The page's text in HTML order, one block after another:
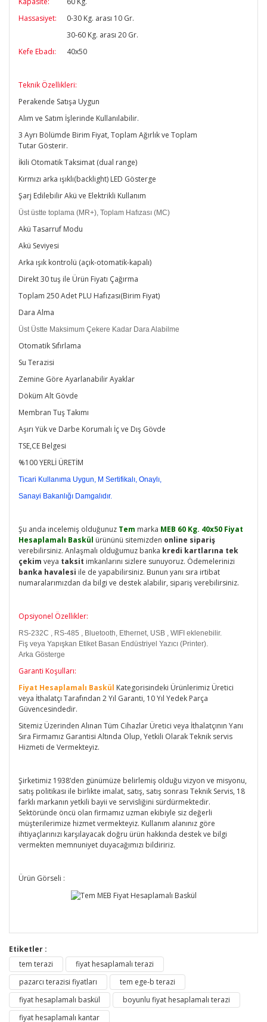
Hassasiyet:
0-30 Kg. arası 10 Gr.
30-60 Kg. arası 20 Gr.
Kefe Ebadı:
40x50
Teknik Özellikleri:
Perakende Satışa Uygun
Alım ve Satım İşlerinde Kullanılabilir.
3 Ayrı Bölümde Birim Fiyat, Toplam Ağırlık ve Toplam
Tutar Gösterir.
İkili Otomatik Taksimat (dual range)
Kırmızı arka ışıklı(backlight) LED Gösterge
Şarj Edilebilir Akü ve Elektrikli Kullanım
Üst üstte toplama (MR+), Toplam Hafızası (MC)
Akü Tasarruf Modu
Akü Seviyesi
Arka ışık kontrolü (açık-otomatik-kapalı)
Direkt 30 tuş ile Ürün Fiyatı Çağırma
Toplam 250 Adet PLU Hafızası(Birim Fiyat)
Dara Alma
Üst Üstte Maksimum Çekere Kadar Dara Alabilme
Otomatik Sıfırlama
Su Terazisi
Zemine Göre Ayarlanabilir Ayaklar
Döküm Alt Gövde
Membran Tuş Takımı
Aşırı Yük ve Darbe Korumalı İç ve Dış Gövde
TSE,CE Belgesi
%100 YERLİ ÜRETİM
Ticari Kullanıma Uygun, M Sertifikalı, Onaylı,
Sanayi Bakanlığı Damgalıdır.
Şu anda incelemiş olduğunuz Tem marka MEB 60 Kg. 40x50 Fiyat
Hesaplamalı Baskül ürününü sitemizden online sipariş
verebilirsiniz. Anlaşmalı olduğumuz banka kredi kartlarına tek
çekim veya taksit imkanlarını sizlere sunuyoruz. Ödemelerinizi
banka havalesi ile de yapabilirsiniz. Bunun yanı sıra irtibat
numaralarımızdan da bilgi ve destek alabilir, sipariş verebilirsiniz.
Opsiyonel Özellikler:
RS-232C , RS-485 , Bluetooth, Ethernet, USB , WIFI eklenebilir.
Fiş veya Yapışkan Etiket Basan Endüstriyel Yazıcı (Printer).
Arka Gösterge
Garanti Koşulları:
Fiyat Hesaplamalı Baskül Kategorisindeki Ürünlerimiz Üretici
veya İthalatçı Tarafından 2 Yıl Garanti, 10 Yıl Yedek Parça
Güvencesindedir.
Sitemiz Üzerinden Alınan Tüm Cihazlar Üretici veya İthalatçının Yanı
Sıra Firmamız Garantisi Altında Olup, Yetkili Olarak Teknik servis
Hizmeti de Vermekteyiz.
Şirketimiz 1938’den günümüze belirlemiş olduğu vizyon ve misyonu,
satış politikası ile birlikte imalat, satış, satış sonrası Teknik Servis, 18
farklı markanın yetkili bayii ve servisliğini sürdürmektedir.
Sektöründe öncü olan firmamız uzman ekibiyle siz değerli
müşterilerimize hizmet vermekteyiz. Kullanım alanınız göre
ihtiyaçlarınızı karşılayacak doğru ürün hakkında destek ve bilgi
vermekten memnuniyet duyacağımızı bildiririz.
Ürün Görseli :
Etiketler :
tem terazi
fiyat hesaplamalı terazi
pazarcı terazisi fiyatları
tem ege-b terazi
fiyat hesaplamalı baskül
boyunlu fiyat hesaplamalı terazi
fiyat hesaplamalı kantar